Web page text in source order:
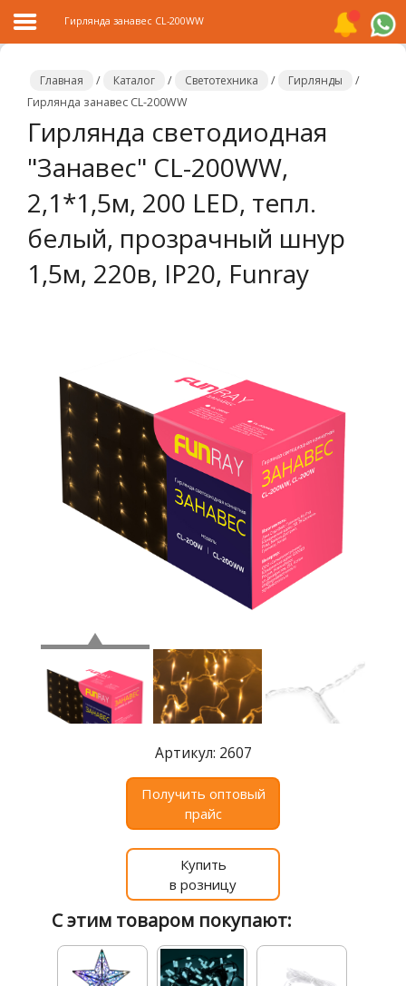
Главная
Каталог
Распродажа
О
компании
Новости
купить
Статьи
обзоры
Отзывы
news@signalelectronics.ru
Гирлянда занавес CL-200WW
Главная / Каталог / Светотехника / Гирлянды
/
Гирлянда занавес CL-200WW
Гирлянда светодиодная
"Занавес" CL-200WW,
2,1*1,5м, 200 LED, тепл.
белый, прозрачный шнур
1,5м, 220в, IP20, Funray
Артикул: 2607
Получить оптовый
прайс
Купить
в розницу
С этим товаром покупают: